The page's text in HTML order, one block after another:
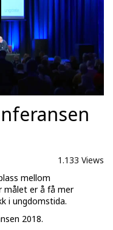
1.133 Views
mellom
målet er å få mer
i ungdomstida.
2018.